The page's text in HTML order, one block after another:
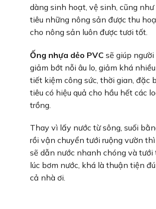
dàng sinh hoạt, vệ sinh, cũng như
tiêu những nông sản được thu
cho nông sản luôn được tươi tốt.
Ống nhựa dẻo PVC sẽ giúp
giảm bớt nỗi âu lo, giảm khá
tiết kiệm công sức, thời gian, đặc
tiêu có hiệu quả cho hầu hết các
trồng.
Thay vì lấy nước từ sông, suối
rồi vận chuyển tưới ruộng vườn thì
sẽ dẫn nước nhanh chóng và tưới
lúc bơm nước, khá là thuận tiện
cả nhà ơi.